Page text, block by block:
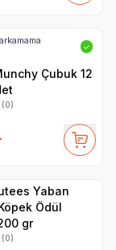
✓
Çubuk 12
(0)
Yaban
Ödül
gr
(0)